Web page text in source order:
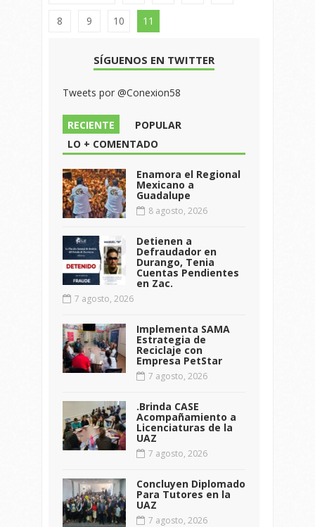
8 9 10 11
SÍGUENOS EN TWITTER
Tweets por @Conexion58
RECIENTE
POPULAR
LO + COMENTADO
Enamora el Regional
Mexicano a
Guadalupe
8 agosto, 2026
Detienen a
Defraudador en
Durango, Tenia
Cuentas Pendientes
en Zac.
7 agosto, 2026
Implementa SAMA
Estrategia de
Reciclaje con
Empresa PetStar
7 agosto, 2026
.Brinda CASE
Acompañamiento a
Licenciaturas de la
UAZ
7 agosto, 2026
Concluyen Diplomado
Para Tutores en la
UAZ
7 agosto, 2026